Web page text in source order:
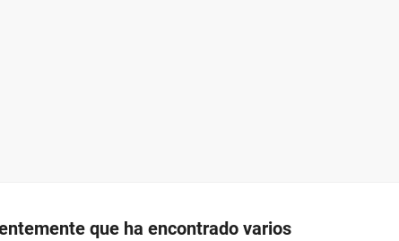
que ha encontrado varios